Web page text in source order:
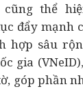
cũng thể
đẩy mạnh
hợp sâu
gia
góp phần